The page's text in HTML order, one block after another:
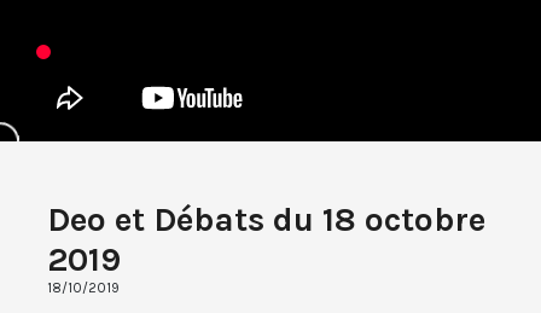
Deo et Débats du 18 octobre
2019
18/10/2019